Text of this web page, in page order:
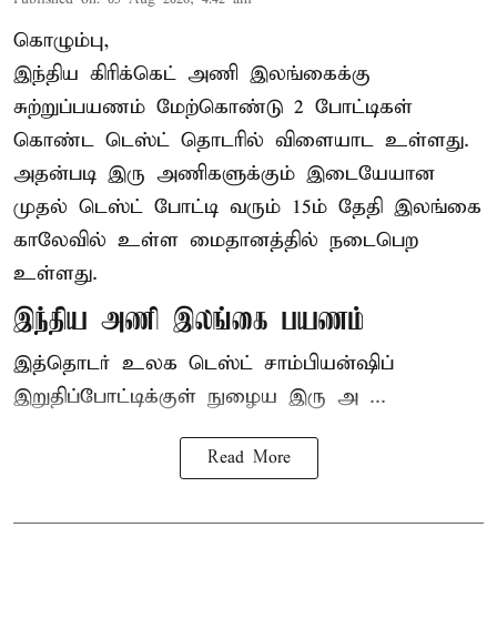
கொழும்பு,
இந்திய கிரிக்கெட் அணி இலங்கைக்கு
சுற்றுப்பயணம் மேற்கொண்டு 2 போட்டிகள்
கொண்ட டெஸ்ட் தொடரில் விளையாட உள்ளது.
அதன்படி இரு அணிகளுக்கும் இடையேயான
முதல் டெஸ்ட் போட்டி வரும் 15ம் தேதி இலங்கை
காலேவில் உள்ள மைதானத்தில் நடைபெற
உள்ளது.
இந்திய அணி இலங்கை பயணம்
இத்தொடர் உலக டெஸ்ட் சாம்பியன்ஷிப்
இறுதிப்போட்டிக்குள் நுழைய இரு அ ...
Read More